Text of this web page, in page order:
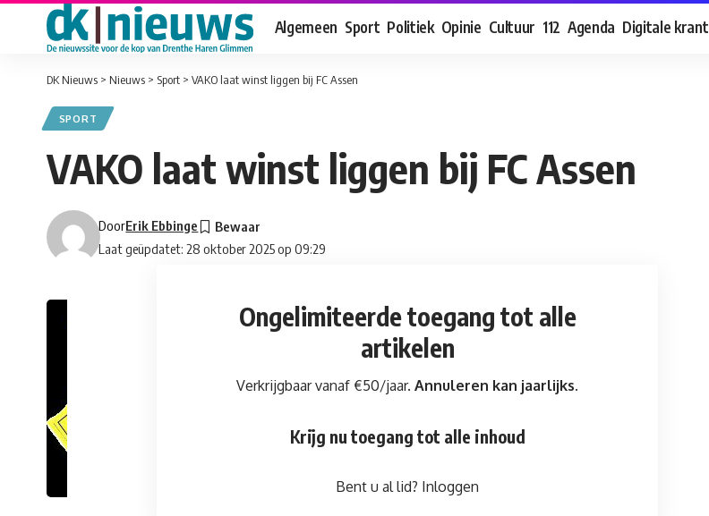
Algemeen Sport Politiek Opinie Cultuur 112 Agenda Digitale krant
DK Nieuws > Nieuws > Sport > VAKO laat winst liggen bij FC Assen
SPORT
VAKO laat winst liggen bij FC Assen
Laat geüpdatet: 28 oktober 2025 op 09:29
DoorErik Ebbinge
Ongelimiteerde toegang tot alle
artikelen
Verkrijgbaar vanaf €50/jaar.Annuleren kan jaarlijks.
Krijg nu toegang tot alle inhoud
Bent u al lid? Inloggen